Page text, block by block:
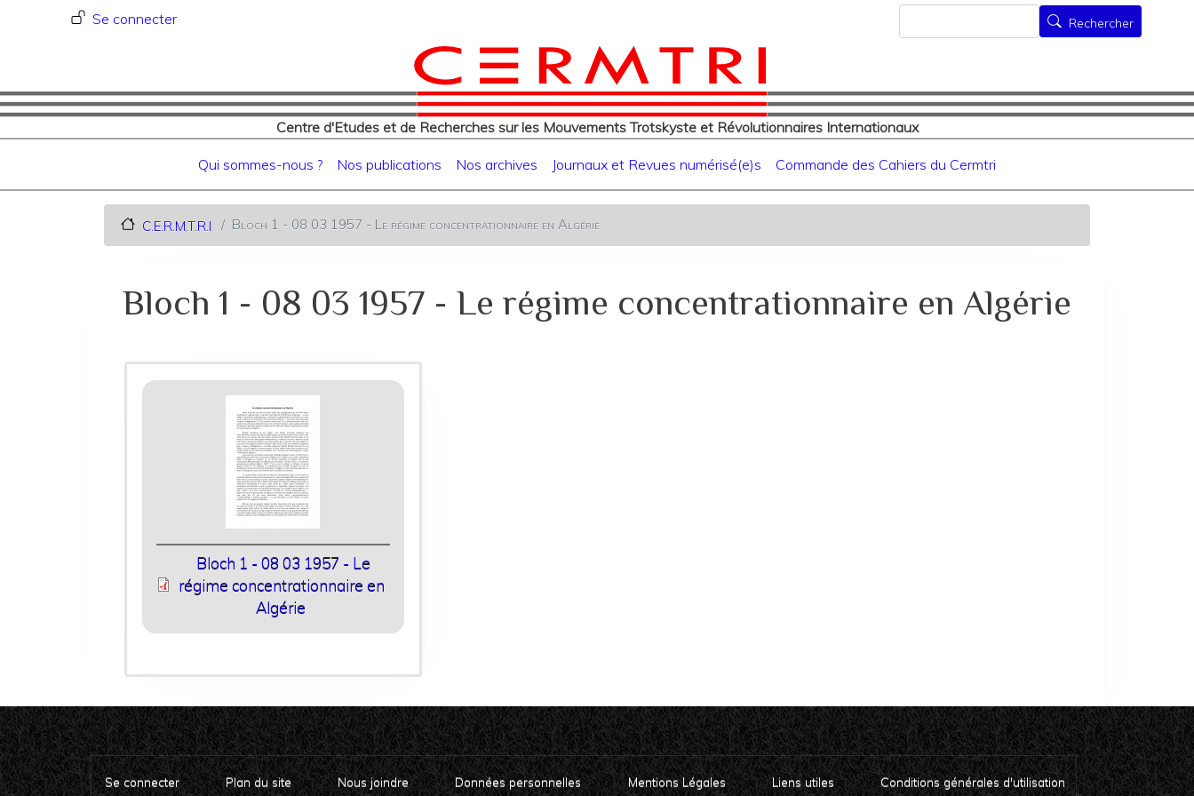
contenu
principal
Menu du compte de l'utilisateur
Se connecter
Centre d'Etudes et de Recherches sur les Mouvements Trotskyste et Révolutionnaires Internationaux
Rechercher
Rechercher
Navigation principale
Qui sommes-nous ? Nos publications Nos archives Journaux et Revues numérisé(e)s Commande des Cahiers du Cermtri
C.E.R.M.T.R.I Bloch 1 - 08 03 1957 - Le régime concentrationnaire en Algérie
Bloch 1 - 08 03 1957 - Le régime concentrationnaire en Algérie
Bloch 1 - 08 03 1957 - Le
régime concentrationnaire en
Algérie
Se connecter Plan du site Nous joindre Données personnelles Mentions Légales Liens utiles Conditions générales d'utilisation